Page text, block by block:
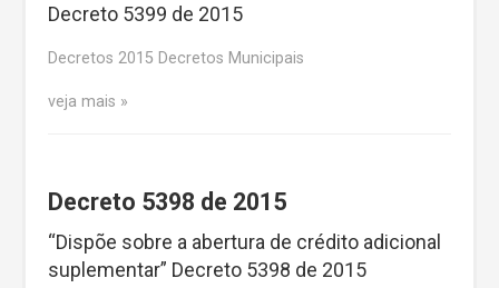
Decreto 5399 de 2015
Decretos 2015 Decretos Municipais
veja mais
Decreto 5398 de 2015
“Dispõe sobre a abertura de crédito adicional
suplementar” Decreto 5398 de 2015